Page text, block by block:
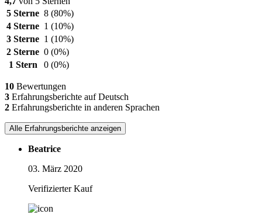
5 Sterne 8 (80%)
4 Sterne 1 (10%)
3 Sterne 1 (10%)
2 Sterne 0 (0%)
1 Stern
0 (0%)
10 Bewertungen
3 Erfahrungsberichte auf Deutsch
2 Erfahrungsberichte in anderen Sprachen
Alle Erfahrungsberichte anzeigen
Beatrice
03. März 2020
Verifizierter Kauf